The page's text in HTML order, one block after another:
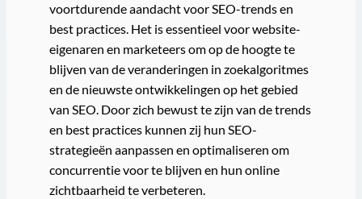
voortdurende aandacht voor SEO-trends en
best practices. Het is essentieel voor website-
eigenaren en marketeers om op de hoogte te
blijven van de veranderingen in zoekalgoritmes
en de nieuwste ontwikkelingen op het gebied
van SEO. Door zich bewust te zijn van de trends
en best practices kunnen zij hun SEO-
strategieën aanpassen en optimaliseren om
concurrentie voor te blijven en hun online
zichtbaarheid te verbeteren.